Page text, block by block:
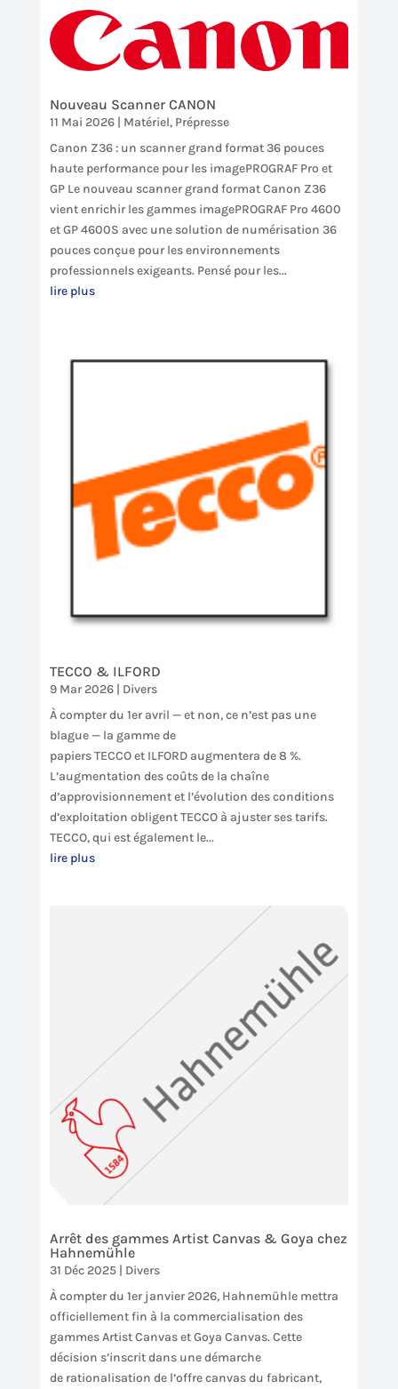
Nouveau Scanner CANON
11 Mai 2026| Matériel, Prépresse
Canon Z36 : un scanner grand format 36 pouces
haute performance pour les imagePROGRAF Pro et
GP Le nouveau scanner grand format Canon Z36
vient enrichir les gammes imagePROGRAF Pro 4600
et GP 4600S avec une solution de numérisation 36
pouces conçue pour les environnements
professionnels exigeants. Pensé pour les...
lire plus
TECCO & ILFORD
9 Mar 2026| Divers
À compter du 1er avril — et non, ce n’est pas une
blague — la gamme de
papiers TECCO et ILFORD augmentera de 8 %.
L’augmentation des coûts de la chaîne
d’approvisionnement et l’évolution des conditions
d’exploitation obligent TECCO à ajuster ses tarifs.
TECCO, qui est également le...
lire plus
Arrêt des gammes Artist Canvas & Goya chez
Hahnemühle
31 Déc 2025| Divers
À compter du 1er janvier 2026, Hahnemühle mettra
officiellement fin à la commercialisation des
gammes Artist Canvas et Goya Canvas. Cette
décision s’inscrit dans une démarche
de rationalisation de l’offre canvas du fabricant,